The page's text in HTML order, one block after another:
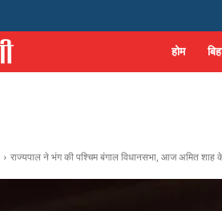
होम
राज्यपाल ने भंग की पश्चिम बंगाल विधानसभा, आज अमित शाह